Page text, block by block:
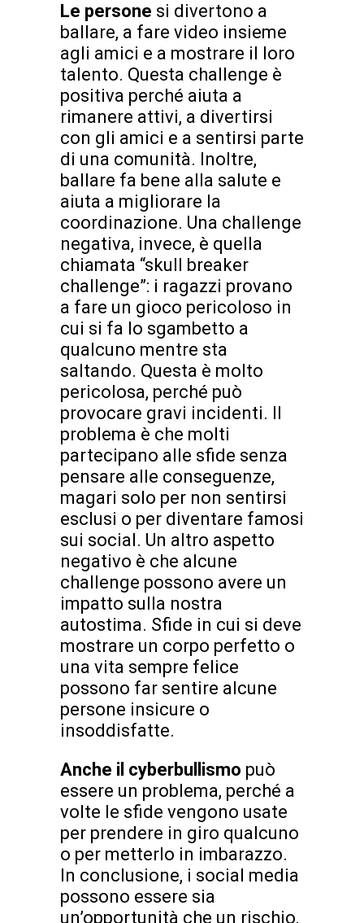
Le persone si divertono a
ballare, a fare video insieme
agli amici e a mostrare il loro
talento. Questa challenge è
positiva perché aiuta a
rimanere attivi, a divertirsi
con gli amici e a sentirsi parte
di una comunità. Inoltre,
ballare fa bene alla salute e
aiuta a migliorare la
coordinazione. Una challenge
negativa, invece, è quella
chiamata “skull breaker
challenge”: i ragazzi provano
a fare un gioco pericoloso in
cui si fa lo sgambetto a
qualcuno mentre sta
saltando. Questa è molto
pericolosa, perché può
provocare gravi incidenti. Il
problema è che molti
partecipano alle sfide senza
pensare alle conseguenze,
magari solo per non sentirsi
esclusi o per diventare famosi
sui social. Un altro aspetto
negativo è che alcune
challenge possono avere un
impatto sulla nostra
autostima. Sfide in cui si deve
mostrare un corpo perfetto o
una vita sempre felice
possono far sentire alcune
persone insicure o
insoddisfatte.
Anche il cyberbullismo può
essere un problema, perché a
volte le sfide vengono usate
per prendere in giro qualcuno
o per metterlo in imbarazzo.
In conclusione, i social media
possono essere sia
un’opportunità che un rischio,